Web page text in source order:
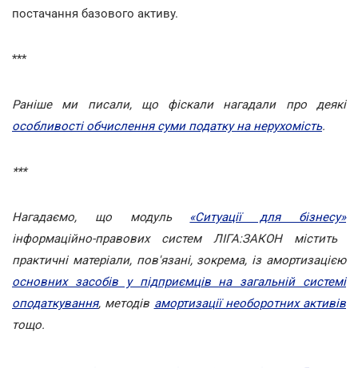
постачання базового активу.
***
Раніше ми писали, що фіскали нагадали про деякі
особливості обчислення суми податку на нерухомість.
***
Нагадаємо, що модуль «Ситуації для бізнесу»
інформаційно-правових систем ЛІГА:ЗАКОН містить
практичні матеріали, пов'язані, зокрема, із амортизацією
основних засобів у підприємців на загальній системі
оподаткування, методів амортизації необоротних активів
тощо.